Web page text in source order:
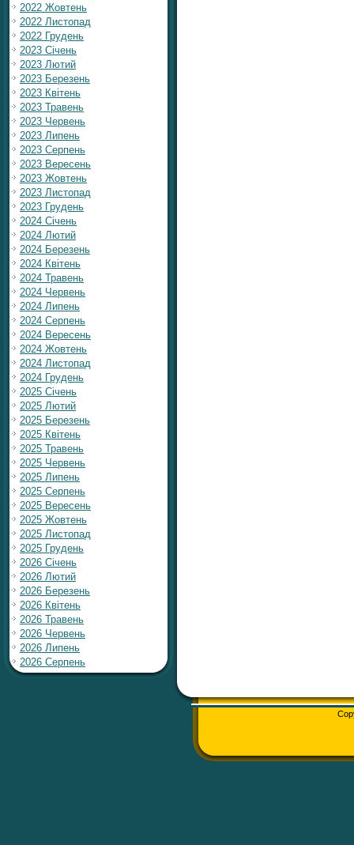
2022 Жовтень
2022 Листопад
2022 Грудень
2023 Січень
2023 Лютий
2023 Березень
2023 Квітень
2023 Травень
2023 Червень
2023 Липень
2023 Серпень
2023 Вересень
2023 Жовтень
2023 Листопад
2023 Грудень
2024 Січень
2024 Лютий
2024 Березень
2024 Квітень
2024 Травень
2024 Червень
2024 Липень
2024 Серпень
2024 Вересень
2024 Жовтень
2024 Листопад
2024 Грудень
2025 Січень
2025 Лютий
2025 Березень
2025 Квітень
2025 Травень
2025 Червень
2025 Липень
2025 Серпень
2025 Вересень
2025 Жовтень
2025 Листопад
2025 Грудень
2026 Січень
2026 Лютий
2026 Березень
2026 Квітень
2026 Травень
2026 Червень
2026 Липень
2026 Серпень